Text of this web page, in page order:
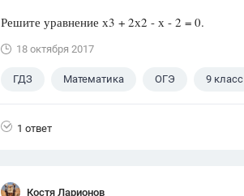
Решите уравнение х3 + 2х2 - х - 2 = 0.
18 октября 2017
ГДЗ Математика ОГЭ 9 класс
1 ответ
Костя Ларионов